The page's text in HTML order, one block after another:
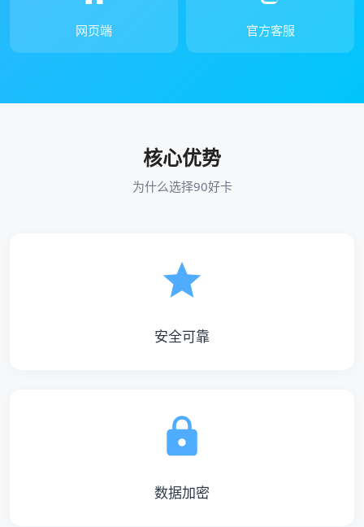
网页端 官方客服
核心优势
为什么选择90好卡
安全可靠
数据加密